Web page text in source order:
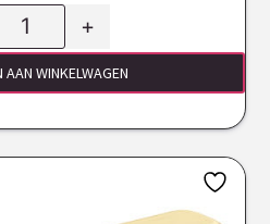
+
AAN WINKELWAGEN